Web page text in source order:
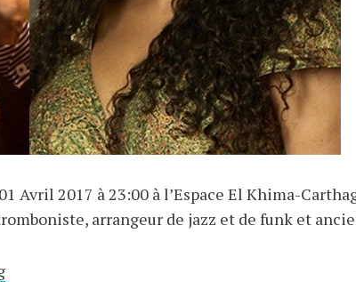
Avril 2017 à 23:00 à l’Espace El Khima-
arrangeur de jazz et de funk et